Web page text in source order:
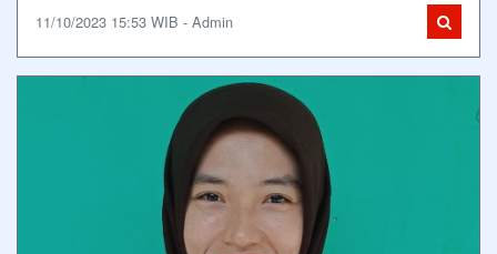
11/10/2023 15:53 WIB - Admin